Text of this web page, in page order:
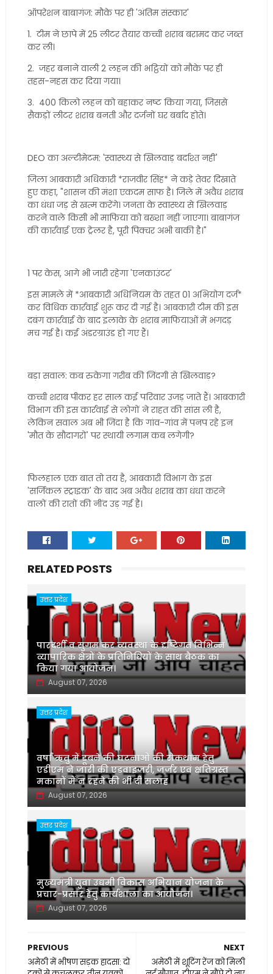
ऑपरेशन बाबागंज: मौके पर ही 'अंतिम संस्कार'
1. टीम ने छापे में 25 लीटर तैयार कच्ची शराब बरामद कर जब्त
कर ली।
2. जहर बनाने वाली 2 लहन की भट्ठियों को मौके पर ही
तहस-नहस कर दिया गया।
3. 400 किलो लहन को बहाकर नष्ट किया गया, जिससे
सैकड़ों लीटर शराब बनती और दर्जनों घर बर्बाद होते।
DEO का अल्टीमेटम: 'स्वास्थ्य से खिलवाड़ बर्दाश्त नहीं'
जिला आबकारी अधिकारी *राजवीर सिंह* ने कड़े तेवर दिखाते
हुए कहा, "शासन की मंशा एकदम साफ है। जिले में अवैध शराब
का धंधा जड़ से खत्म करेंगे। जनता के स्वास्थ्य से खिलवाड़
करने वाले किसी भी माफिया को बख्शा नहीं जाएगा। बाबागंज
की कार्रवाई एक ट्रेलर है, पूरी पिक्चर अभी बाकी है।"
1 पर केस, आगे भी जारी रहेगा 'एनकाउंटर'
इस मामले में *आबकारी अधिनियम के तहत 01 अभियोग दर्ज*
कर विधिक कार्रवाई शुरू कर दी गई है। आबकारी टीम की इस
दबंग कार्रवाई के बाद इलाके के शराब माफियाओं में भगदड़
मच गई है। कई अंडरग्राउंड हो गए हैं।
बड़ा सवाल: कब रुकेगा गरीब की जिंदगी से खिलवाड़?
कच्ची शराब पीकर हर साल कई परिवार उजड़ जाते हैं। आबकारी
विभाग की इस कार्रवाई से लोगों ने राहत की सांस ली है,
लेकिन सवाल अब भी जिंदा है कि गांव-गांव में पनप रहे इन
'मौत के सौदागरों' पर स्थायी लगाम कब लगेगी?
फिलहाल एक बात तो तय है, आबकारी विभाग के इस
'सर्जिकल स्ट्राइक' के बाद अब अवैध शराब का धंधा करने
वालों की रातों की नींद उड़ गई है।
RELATED POSTS
उत्तर प्रदेश
पारदर्शी व सुगम कर व्यवस्था के दृष्टिगत विभिन्न
व्यापारिक क्षेत्रों के प्रतिनिधियों के साथ बैठक का
किया गया आयोजन।
August 07, 2026
उत्तर प्रदेश
वर्षा ऋतु में डूबने की घटनाओं की रोकथाम हेतु
एडीएम ने जारी की एडवाइजरी, जर्जर एवं क्षतिग्रस्त
मकानों में न रहने की भी दी सलाह
August 07, 2026
उत्तर प्रदेश
मुख्यमंत्री युवा उद्यमी विकास अभियान योजना के
प्रचार-प्रसार हेतु कार्यशाला का आयोजन।
August 07, 2026
NEXT
अमेठी में शूटिंग रेंज को मिली
PREVIOUS
अमेठी में भीषण सड़क हादसा: दो